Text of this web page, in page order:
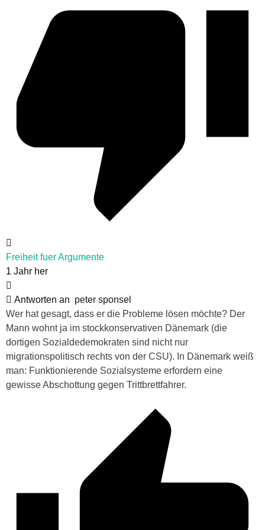
Freiheit fuer Argumente
1 Jahr her
Antworten an peter sponsel
Wer hat gesagt, dass er die Probleme lösen möchte? Der
Mann wohnt ja im stockkonservativen Dänemark (die
dortigen Sozialdedemokraten sind nicht nur
migrationspolitisch rechts von der CSU). In Dänemark weiß
man: Funktionierende Sozialsysteme erfordern eine
gewisse Abschottung gegen Trittbrettfahrer.